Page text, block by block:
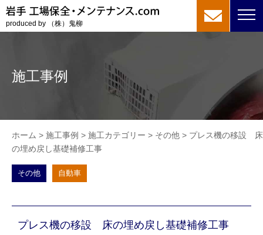
produced by （株）鬼柳
施工事例
ホーム > 施工事例 > 施工カテゴリー > その他 > プレス機の移設 床
の埋め戻し基礎補修工事
その他 自動車
プレス機の移設 床の埋め戻し基礎補修工事